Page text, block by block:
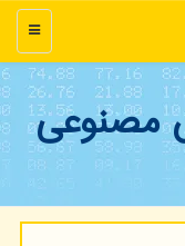
منو
مصنوعی